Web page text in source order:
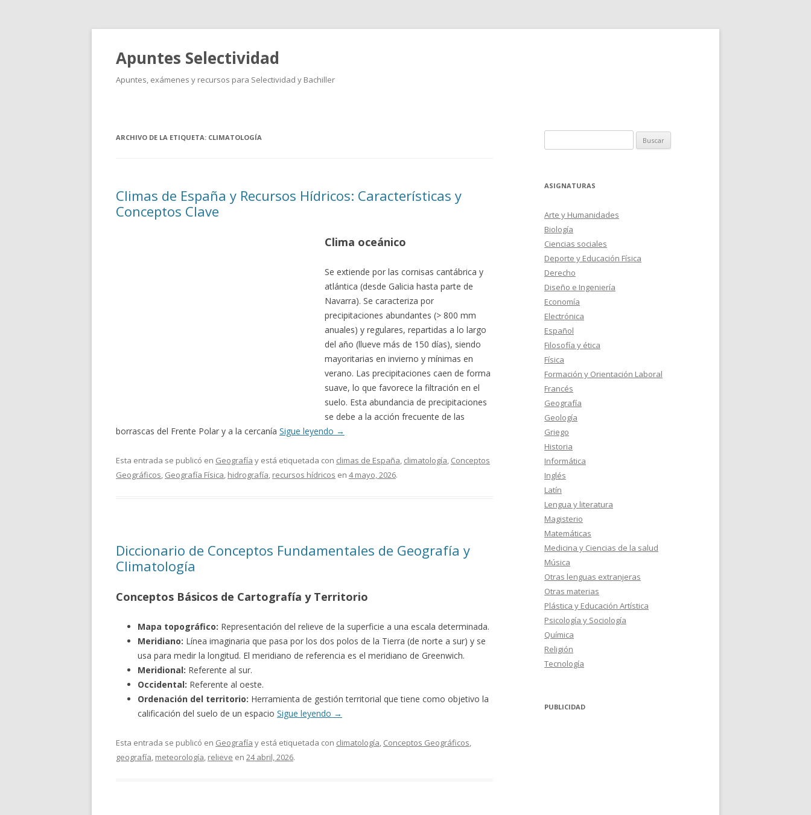
Apuntes Selectividad
Apuntes, exámenes y recursos para Selectividad y Bachiller
ARCHIVO DE LA ETIQUETA: CLIMATOLOGÍA
Climas de España y Recursos Hídricos: Características y
Conceptos Clave
Clima oceánico
Se extiende por las cornisas cantábrica y
atlántica (desde Galicia hasta parte de
Navarra). Se caracteriza por
precipitaciones abundantes (> 800 mm
anuales) y regulares, repartidas a lo largo
del año (llueve más de 150 días), siendo
mayoritarias en invierno y mínimas en
verano. Las precipitaciones caen de forma
suave, lo que favorece la filtración en el
suelo. Esta abundancia de precipitaciones
se debe a la acción frecuente de las
borrascas del Frente Polar y a la cercanía Sigue leyendo →
Esta entrada se publicó en Geografía y está etiquetada con climas de España, climatología, Conceptos
Geográficos, Geografía Física, hidrografía, recursos hídricos en 4 mayo, 2026.
Diccionario de Conceptos Fundamentales de Geografía y
Climatología
Conceptos Básicos de Cartografía y Territorio
Mapa topográfico: Representación del relieve de la superficie a una escala determinada.
Meridiano: Línea imaginaria que pasa por los dos polos de la Tierra (de norte a sur) y se
usa para medir la longitud. El meridiano de referencia es el meridiano de Greenwich.
Meridional: Referente al sur.
Occidental: Referente al oeste.
Ordenación del territorio: Herramienta de gestión territorial que tiene como objetivo la
calificación del suelo de un espacio Sigue leyendo →
Esta entrada se publicó en Geografía y está etiquetada con climatología, Conceptos Geográficos,
geografía, meteorología, relieve en 24 abril, 2026.
ASIGNATURAS
Arte y Humanidades
Biología
Ciencias sociales
Deporte y Educación Física
Derecho
Diseño e Ingeniería
Economía
Electrónica
Español
Filosofía y ética
Física
Formación y Orientación Laboral
Francés
Geografía
Geología
Griego
Historia
Informática
Inglés
Latín
Lengua y literatura
Magisterio
Matemáticas
Medicina y Ciencias de la salud
Música
Otras lenguas extranjeras
Otras materias
Plástica y Educación Artística
Psicología y Sociología
Química
Religión
Tecnología
PUBLICIDAD